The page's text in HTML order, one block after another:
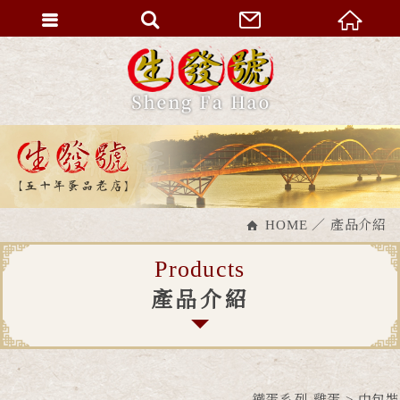
HOME 產品介紹
Products
產品介紹